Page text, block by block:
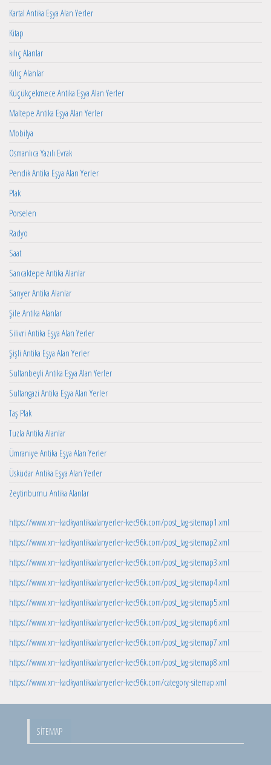
Kartal Antika Eşya Alan Yerler
Kitap
kılıç Alanlar
Kılıç Alanlar
Küçükçekmece Antika Eşya Alan Yerler
Maltepe Antika Eşya Alan Yerler
Mobilya
Osmanlıca Yazılı Evrak
Pendik Antika Eşya Alan Yerler
Plak
Porselen
Radyo
Saat
Sancaktepe Antika Alanlar
Sarıyer Antika Alanlar
Şile Antika Alanlar
Silivri Antika Eşya Alan Yerler
Şişli Antika Eşya Alan Yerler
Sultanbeyli Antika Eşya Alan Yerler
Sultangazi Antika Eşya Alan Yerler
Taş Plak
Tuzla Antika Alanlar
Ümraniye Antika Eşya Alan Yerler
Üsküdar Antika Eşya Alan Yerler
Zeytinburnu Antika Alanlar
https://www.xn--kadkyantikaalanyerler-kec96k.com/post_tag-sitemap1.xml
https://www.xn--kadkyantikaalanyerler-kec96k.com/post_tag-sitemap2.xml
https://www.xn--kadkyantikaalanyerler-kec96k.com/post_tag-sitemap3.xml
https://www.xn--kadkyantikaalanyerler-kec96k.com/post_tag-sitemap4.xml
https://www.xn--kadkyantikaalanyerler-kec96k.com/post_tag-sitemap5.xml
https://www.xn--kadkyantikaalanyerler-kec96k.com/post_tag-sitemap6.xml
https://www.xn--kadkyantikaalanyerler-kec96k.com/post_tag-sitemap7.xml
https://www.xn--kadkyantikaalanyerler-kec96k.com/post_tag-sitemap8.xml
https://www.xn--kadkyantikaalanyerler-kec96k.com/category-sitemap.xml
SITEMAP